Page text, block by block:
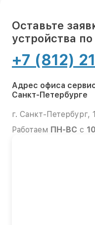
Оставьте
устройства
+7 (812)
Адрес офиса
Санкт-Петербурге
г. Санкт-Петербург,
Работаем ПН-ВС с